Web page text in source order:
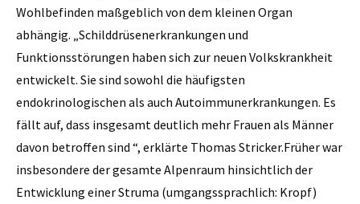
Wohlbefinden maßgeblich von dem kleinen Organ
abhängig. „Schilddrüsenerkrankungen und
Funktionsstörungen haben sich zur neuen Volkskrankheit
entwickelt. Sie sind sowohl die häufigsten
endokrinologischen als auch Autoimmunerkrankungen. Es
fällt auf, dass insgesamt deutlich mehr Frauen als Männer
davon betroffen sind “, erklärte Thomas Stricker.Früher war
insbesondere der gesamte Alpenraum hinsichtlich der
Entwicklung einer Struma (umgangssprachlich: Kropf)